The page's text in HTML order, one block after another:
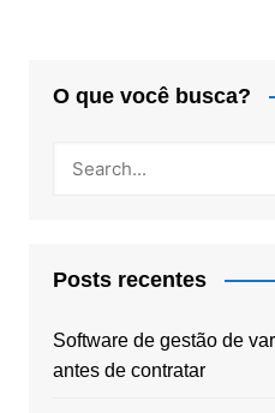
O que você busca?
Posts recentes
Software de gestão de
antes de contratar